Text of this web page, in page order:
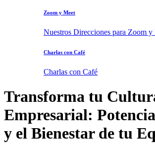
Zoom y Meet
Nuestros Direcciones para Zoom y
Charlas con Café
Charlas con Café
Transforma tu
Empresarial:
y el Bienestar de tu